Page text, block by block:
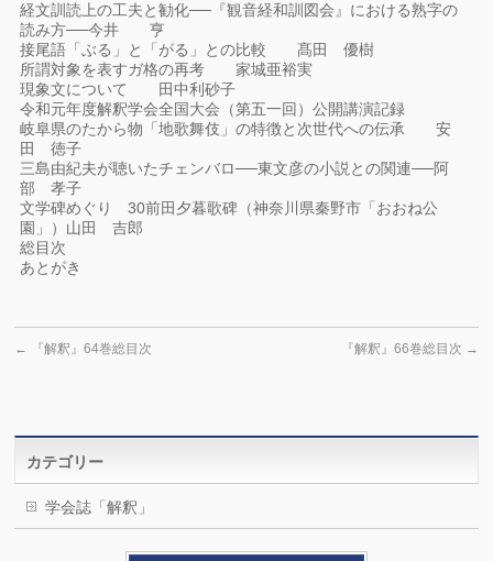
経文訓読上の工夫と勧化──『観音経和訓図会』における熟字の
読み方──今井 亨
接尾語「ぶる」と「がる」との比較 髙田 優樹
所謂対象を表すガ格の再考 家城亜裕実
現象文について 田中利砂子
令和元年度解釈学会全国大会（第五一回）公開講演記録
岐阜県のたから物「地歌舞伎」の特徴と次世代への伝承 安
田 徳子
三島由紀夫が聴いたチェンバロ──東文彦の小説との関連──阿
部 孝子
文学碑めぐり 30前田夕暮歌碑（神奈川県秦野市「おおね公
園」）山田 吉郎
総目次
あとがき
← 『解釈』64巻総目次 『解釈』66巻総目次 →
カテゴリー
学会誌「解釈」